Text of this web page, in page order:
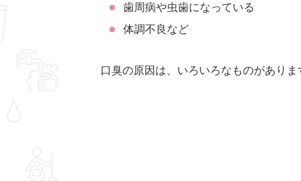
歯周病や虫歯になっている
体調不良など
口臭の原因は、いろいろなものがありま